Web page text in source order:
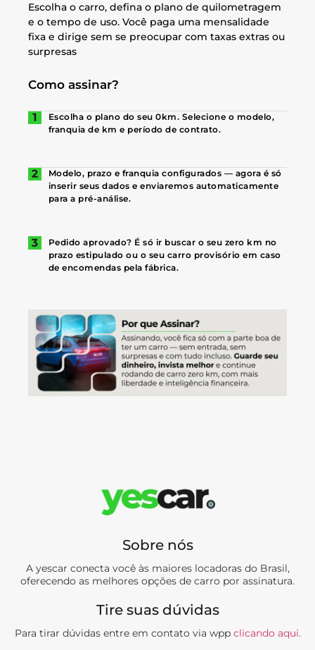
Escolha o carro, defina o plano de quilometragem
e o tempo de uso. Você paga uma mensalidade
fixa e dirige sem se preocupar com taxas extras ou
surpresas
Como assinar?
Escolha o plano do seu 0km. Selecione o modelo,
franquia de km e período de contrato.
Modelo, prazo e franquia configurados — agora é só
inserir seus dados e enviaremos automaticamente
para a pré-análise.
Pedido aprovado? É só ir buscar o seu zero km no
prazo estipulado ou o seu carro provisório em caso
de encomendas pela fábrica.
Sobre nós
A yescar conecta você às maiores locadoras do Brasil,
oferecendo as melhores opções de carro por assinatura.
Tire suas dúvidas
Para tirar dúvidas entre em contato via wpp clicando aqui.